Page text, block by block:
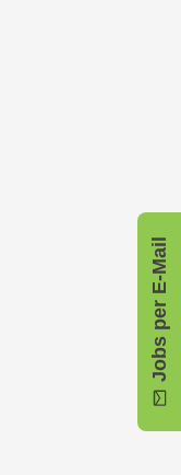
Jobs per E-Mail